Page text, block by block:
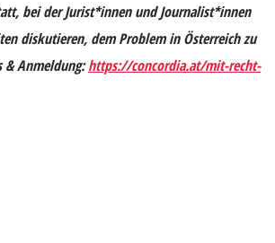
bei der Jurist*innen und Journalist*innen
diskutieren, dem Problem in Österreich zu
& Anmeldung:https://concordia.at/mit-recht-